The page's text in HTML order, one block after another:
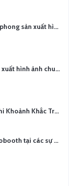
YCN MEDIA – Đơn vị tiên phong sản xuất hình ảnh & âm thanh bằng AI tại Hà Nội
YCN MEDIA – Đối tác sản xuất hình ảnh chuyên nghiệp cho doanh nghiệp tại Hà Nội
Year End Party 2025 – Khi Khoảnh Khắc Trở Thành Dấu Ấn | Gói Ưu Đãi Tháng 12 Từ YCN Media
Xu hướng chụp ảnh photobooth tại các sự kiện hiện nay